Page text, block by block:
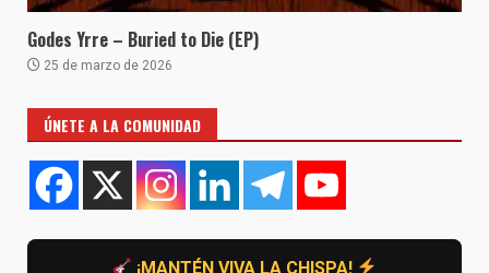
Godes Yrre – Buried to Die (EP)
25 de marzo de 2026
ÚNETE A LA COMUNIDAD
¡MANTÉN VIVA LA CHISPA!